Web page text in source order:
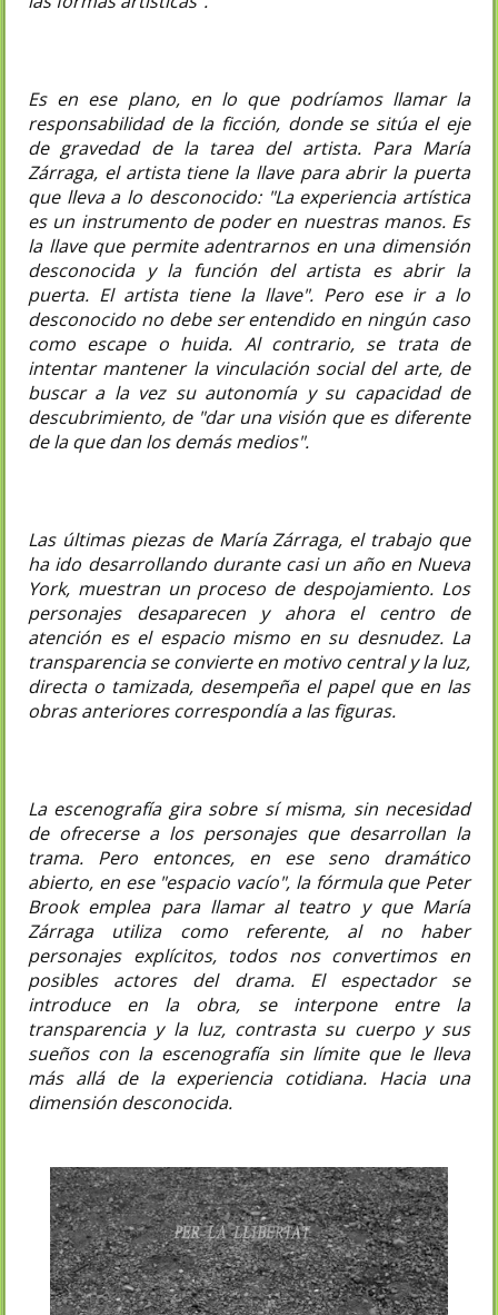
Es en ese plano, en lo que podríamos llamar la
responsabilidad de la ficción, donde se sitúa el eje
de gravedad de la tarea del artista. Para María
Zárraga, el artista tiene la llave para abrir la puerta
que lleva a lo desconocido: "La experiencia artística
es un instrumento de poder en nuestras manos. Es
la llave que permite adentrarnos en una dimensión
desconocida y la función del artista es abrir la
puerta. El artista tiene la llave". Pero ese ir a lo
desconocido no debe ser entendido en ningún caso
como escape o huida. Al contrario, se trata de
intentar mantener la vinculación social del arte, de
buscar a la vez su autonomía y su capacidad de
descubrimiento, de "dar una visión que es diferente
de la que dan los demás medios".
Las últimas piezas de María Zárraga, el trabajo que
ha ido desarrollando durante casi un año en Nueva
York, muestran un proceso de despojamiento. Los
personajes desaparecen y ahora el centro de
atención es el espacio mismo en su desnudez. La
transparencia se convierte en motivo central y la luz,
directa o tamizada, desempeña el papel que en las
obras anteriores correspondía a las figuras.
La escenografía gira sobre sí misma, sin necesidad
de ofrecerse a los personajes que desarrollan la
trama. Pero entonces, en ese seno dramático
abierto, en ese "espacio vacío", la fórmula que Peter
Brook emplea para llamar al teatro y que María
Zárraga utiliza como referente, al no haber
personajes explícitos, todos nos convertimos en
posibles actores del drama. El espectador se
introduce en la obra, se interpone entre la
transparencia y la luz, contrasta su cuerpo y sus
sueños con la escenografía sin límite que le lleva
más allá de la experiencia cotidiana. Hacia una
dimensión desconocida.